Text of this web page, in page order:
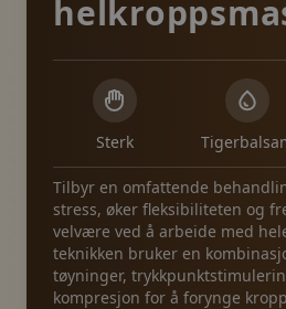
Sterk
Tilbyr en omfattende
stress, øker fleksibiliteten og
velvære ved å arbeide med
teknikken bruker en
tøyninger,
kompresjon for å forynge